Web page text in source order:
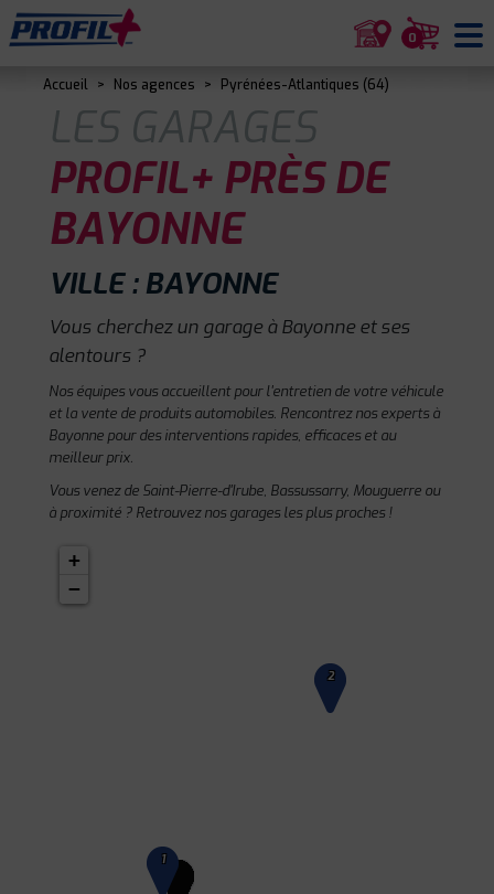
0
Accueil > Nos agences > Pyrénées-Atlantiques (64)
LES GARAGES
PROFIL+ PRÈS DE
BAYONNE
VILLE : BAYONNE
Vous cherchez un garage à Bayonne et ses
alentours ?
Nos équipes vous accueillent pour l'entretien de votre véhicule
et la vente de produits automobiles. Rencontrez nos experts à
Bayonne pour des interventions rapides, efficaces et au
meilleur prix.
Vous venez de Saint-Pierre-d'Irube, Bassussarry, Mouguerre ou
à proximité ? Retrouvez nos garages les plus proches !
1
2
+
−